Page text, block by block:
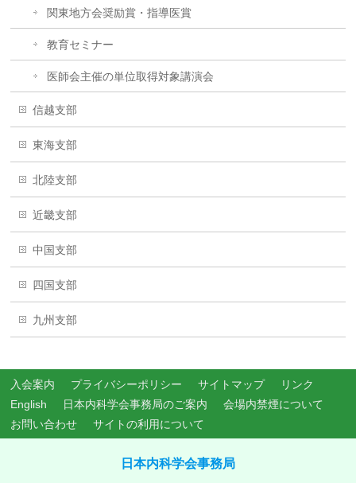
関東地方会奨励賞・指導医賞
教育セミナー
医師会主催の単位取得対象講演会
信越支部
東海支部
北陸支部
近畿支部
中国支部
四国支部
九州支部
入会案内 プライバシーポリシー サイトマップ
リンク
English
日本内科学会事務局のご案内
会場内禁煙について
お問い合わせ
サイトの利用について
日本内科学会事務局